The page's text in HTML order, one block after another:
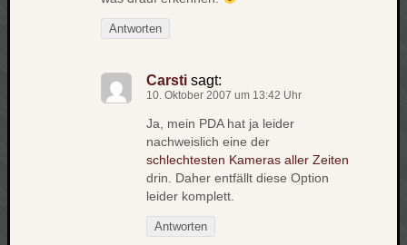
Antworten
Carsti sagt:
10. Oktober 2007 um 13:42 Uhr
Ja, mein PDA hat ja leider
nachweislich eine der
schlechtesten Kameras aller Zeiten
drin. Daher entfällt diese Option
leider komplett.
Antworten